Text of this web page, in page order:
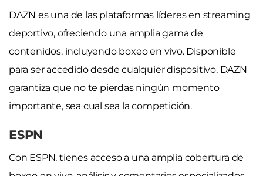
DAZN es una de las plataformas líderes en streaming
deportivo, ofreciendo una amplia gama de
contenidos, incluyendo boxeo en vivo. Disponible
para ser accedido desde cualquier dispositivo, DAZN
garantiza que no te pierdas ningún momento
importante, sea cual sea la competición.
ESPN
Con ESPN, tienes acceso a una amplia cobertura de